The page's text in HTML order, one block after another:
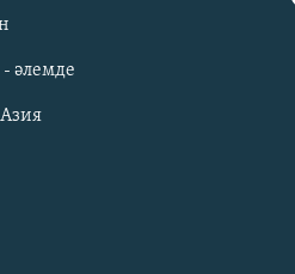
- әлемде